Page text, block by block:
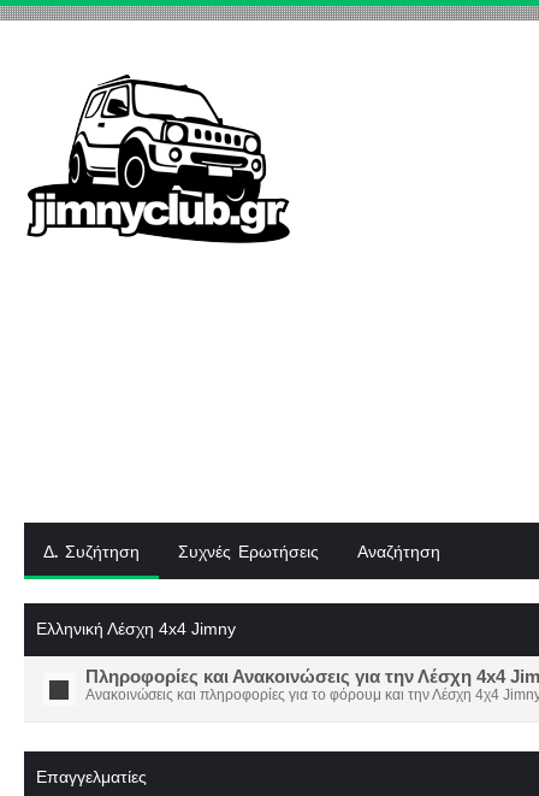
Δ. Συζήτηση Συχνές Ερωτήσεις Αναζήτηση
Ελληνική Λέσχη 4x4 Jimny
Πληροφορίες και Ανακοινώσεις για την Λέσχη 4x4
Ανακοινώσεις και πληροφορίες για το φόρουμ και την Λέσχη 4χ4
Επαγγελματίες